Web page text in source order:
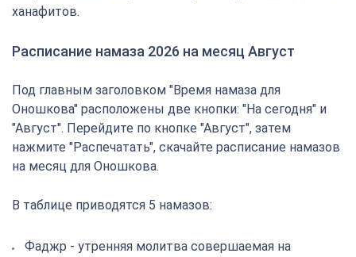
ханафитов.
Расписание намаза 2026 на месяц Август
Под главным заголовком "Время намаза для
Оношкова" расположены две кнопки: "На сегодня" и
"Август". Перейдите по кнопке "Август", затем
нажмите "Распечатать", скачайте расписание намазов
на месяц для Оношкова.
В таблице приводятся 5 намазов:
Фаджр - утренняя молитва совершаемая на